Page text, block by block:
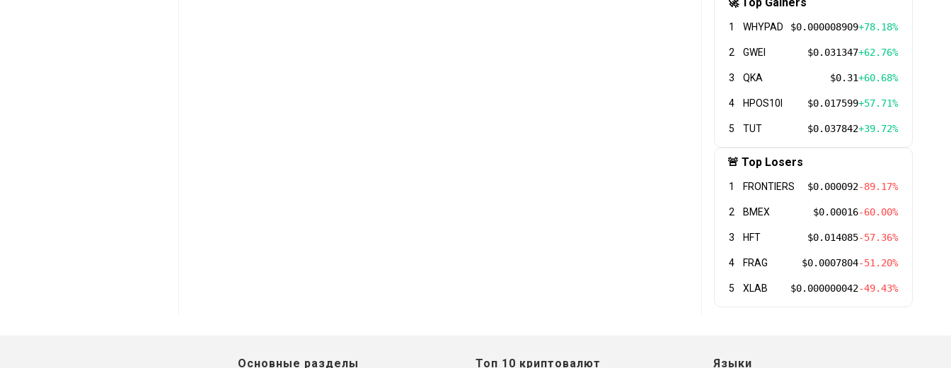
1 WHYPAD $0.000008909+78.18%
2 GWEI $0.031347+62.76%
3 QKA $0.31+60.68%
4 HPOS10I $0.017599+57.71%
5 TUT $0.037842+39.72%
🚨 Top Losers
1 FRONTIERS $0.000092-89.17%
2 BMEX $0.00016-60.00%
3 HFT $0.014085-57.36%
4 FRAG $0.0007804-51.20%
5 XLAB $0.000000042-49.43%
Основные разделы Топ 10 криптовалют Языки